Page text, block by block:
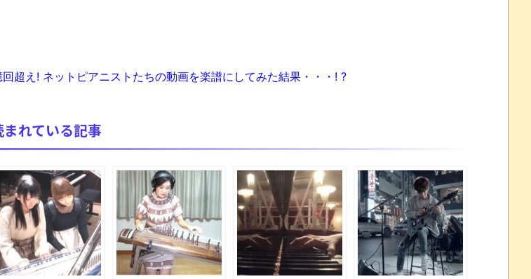
・」メガネ美人ナースに入院中のオレのオナサポ懇願したら・・・
バルバロッサ作戦とかいう無茶に踏み切ってしまったのか
知らせ
ぎて色々見失う、新しい仕事観
なってしまう猫の画像の数々！！
RSS
超え! ネットピアニストたちの動画を楽譜にしてみた結果・・・! ?
れている記事